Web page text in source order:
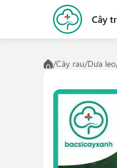
Cây
/Cây rau/Dưa leo